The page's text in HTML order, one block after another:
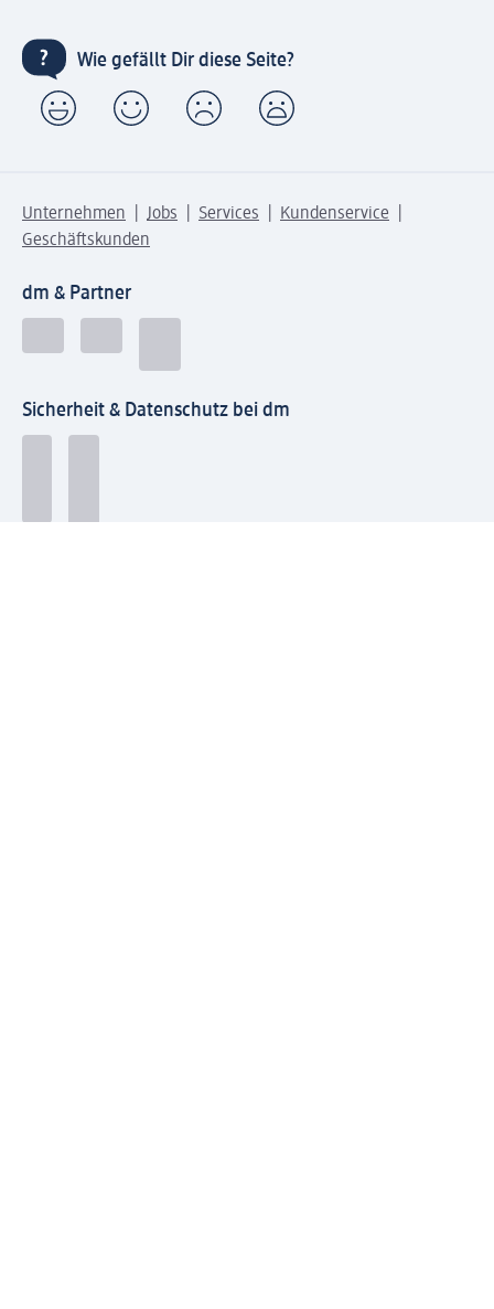
Wie gefällt Dir diese Seite?
Unternehmen Jobs Services
Kundenservice
Geschäftskunden
dm & Partner
Sicherheit & Datenschutz bei dm